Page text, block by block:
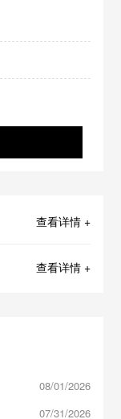
查看详情 +
查看详情 +
08/01/2026
07/31/2026